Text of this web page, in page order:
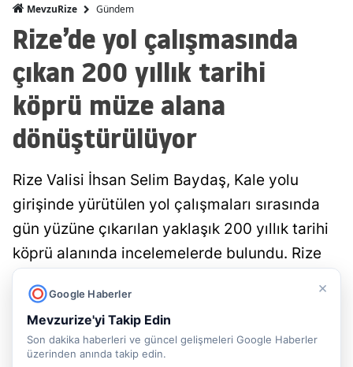
×
Google Haberler
Mevzurize'yi Takip Edin
Son dakika haberleri ve güncel gelişmeleri Google Haberler
üzerinden anında takip edin.
MevzuRize Gündem
Rize’de yol çalışmasında
çıkan 200 yıllık tarihi
köprü müze alana
dönüştürülüyor
Rize Valisi İhsan Selim Baydaş, Kale yolu
girişinde yürütülen yol çalışmaları sırasında
gün yüzüne çıkarılan yaklaşık 200 yıllık tarihi
köprü alanında incelemelerde bulundu. Rize
Belediyesi tarafından koruma altına alınan
tarihi yapı, üzeri camla kaplanarak ziyarete
açılacak....